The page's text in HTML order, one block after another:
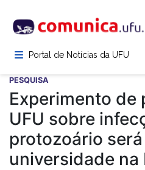
para
conteúdoPortal de Notícias da UFU
PESQUISA
Experimento de
UFU sobre
protozoário
universidade na